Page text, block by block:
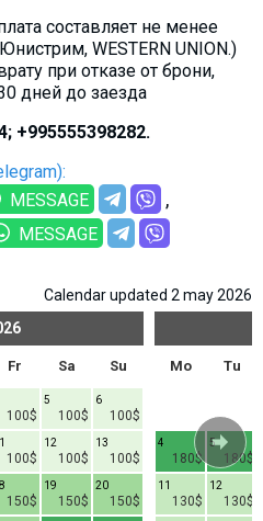
составляет не менее
WESTERN UNION.)
при отказе от брони,
дней до заезда
+995555398282.
MESSAGE
MESSAGE
Calendar updated 2 may 2026
Fr Sa Su
100$ 100$
5
100$
6
100$ 100$
12
100$
13
150$ 150$
19
150$
20
Mo Tu
180$
4
180$
5
130$
11
130$
12